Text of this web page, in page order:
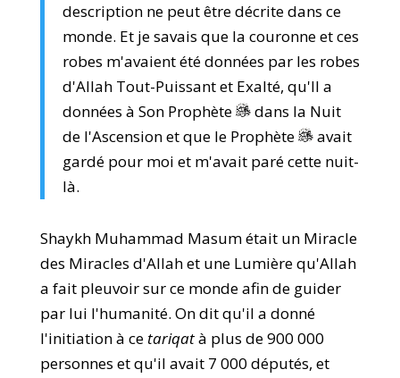
description ne peut être décrite dans ce
monde. Et je savais que la couronne et ces
robes m'avaient été données par les robes
d'Allah Tout-Puissant et Exalté, qu'Il a
données à Son Prophète
dans la Nuit
de l'Ascension et que le Prophète
avait
gardé pour moi et m'avait paré cette nuit-
là.
Shaykh Muhammad Masum était un Miracle
des Miracles d'Allah et une Lumière qu'Allah
a fait pleuvoir sur ce monde afin de guider
par lui l'humanité. On dit qu'il a donné
l'initiation à ce tariqatà plus de 900 000
personnes et qu'il avait 7 000 députés, et